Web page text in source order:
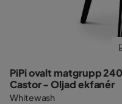
PiPi ovalt matgrupp
Castor - Oljad ekfanér
Whitewash